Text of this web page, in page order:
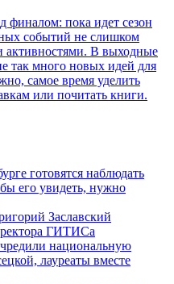
финалом: пока идет сезон
событий не слишком
активностями. В выходные
так много новых идей для
самое время уделить
или почитать книги.
готовятся наблюдать
его увидеть, нужно
Заславский
ГИТИСа
национальную
лауреаты вместе